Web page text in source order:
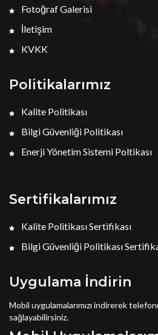
Fotoğraf Galerisi
İletişim
KVKK
Politikalarımız
Kalite Politikası
Bilgi Güvenliği Politikası
Enerji Yönetim Sistemi Poltikası
Sertifikalarımız
Kalite Politikası Sertifikası
Bilgi Güvenliği Politikası
Uygulama İndirin
Mobil uygulamalarımızı indirerek
sağlayabilirsiniz.